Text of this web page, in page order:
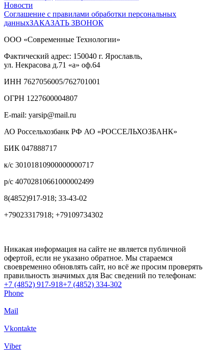
Новости
Соглашение с правилами обработки персональных
данныхЗАКАЗАТЬ ЗВОНОК
ООО «Современные Технологии»
Фактический адрес: 150040 г. Ярославль,
ул. Некрасова д.71 «а» оф.64
ИНН 7627056005/762701001
ОГРН 1227600004807
E-mail: yarsip@mail.ru
АО Россельхозбанк РФ АО «РОССЕЛЬХОЗБАНК»
БИК 047888717
к/с 30101810900000000717
р/с 40702810661000002499
8(4852)917-918; 33-43-02
+79023317918; +79109734302
Никакая информация на сайте не является публичной
офертой, если не указано обратное. Мы стараемся
своевременно обновлять сайт, но всё же просим проверять
правильность значимых для Вас сведений по телефонам:
+7 (4852) 917-918+7 (4852) 334-302
Phone
Mail
Vkontakte
Viber